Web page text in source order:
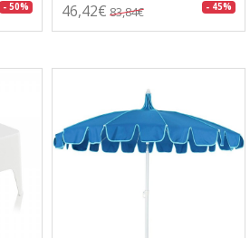
- 50% 46,42€ 83,84€ - 45%